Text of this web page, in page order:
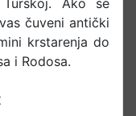
Ako se
čuveni antički
krstarenja do
i Rodosa.